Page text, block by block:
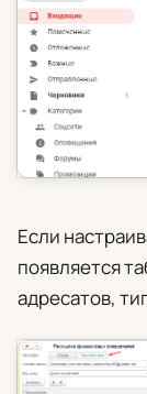
Если
появляется
адресатов,